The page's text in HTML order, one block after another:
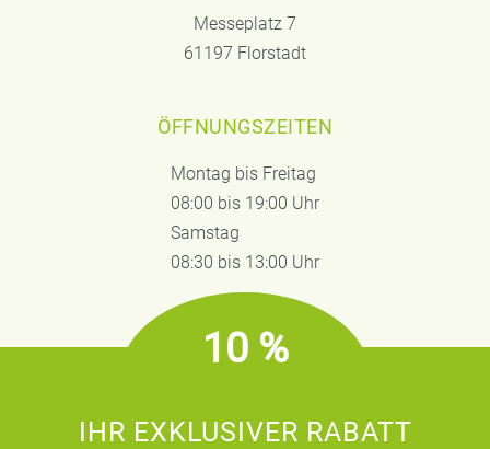
Messeplatz 7
61197 Florstadt
ÖFFNUNGSZEITEN
Montag bis Freitag
08:00 bis 19:00 Uhr
Samstag
08:30 bis 13:00 Uhr
10 %
IHR EXKLUSIVER RABATT